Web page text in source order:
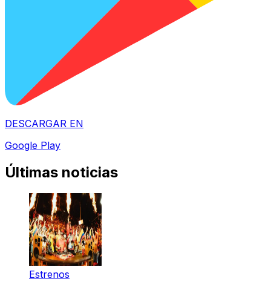
DESCARGAR EN
Google Play
Últimas noticias
Estrenos